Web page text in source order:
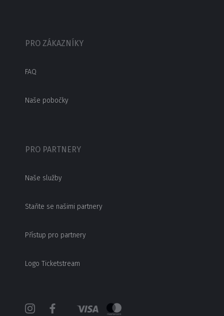
PRO ZÁKAZNÍKY
FAQ
Naše pobočky
PRO PARTNERY
Naše služby
Staňte se našimi partnery
Přístup pro partnery
Logo Ticketstream